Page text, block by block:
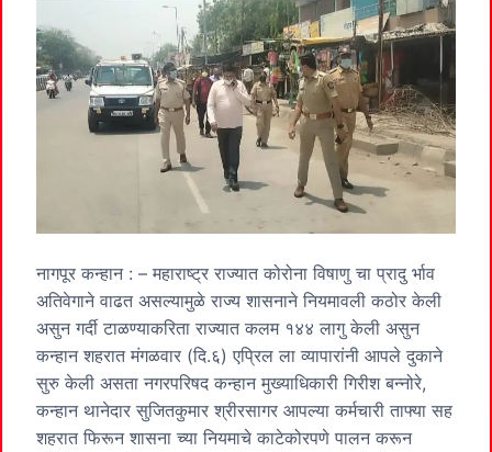
नागपूर कन्हान : – महाराष्ट्र राज्यात कोरोना विषाणु चा प्रादु र्भाव
अतिवेगाने वाढत असल्यामुळे राज्य शासनाने नियमावली कठोर केली
असुन गर्दी टाळण्याकरिता राज्यात कलम १४४ लागु केली असुन
कन्हान शहरात मंगळवार (दि.६) एप्रिल ला व्यापारांनी आपले दुकाने
सुरु केली असता नगरपरिषद कन्हान मुख्याधिकारी गिरीश बन्नोरे,
कन्हान थानेदार सुजितकुमार श्रीरसागर आपल्या कर्मचारी ताफ्या सह
शहरात फिरून शासना च्या नियमाचे काटेकोरपणे पालन करून